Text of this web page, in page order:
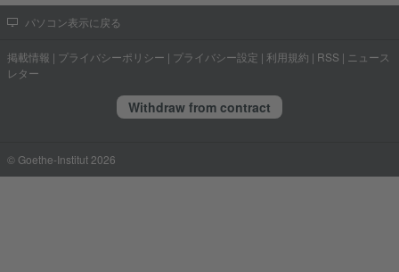
パソコン表示に戻る
掲載情報 | プライバシーポリシー | プライバシー設定 | 利用規約 | RSS | ニュース
レター
Withdraw from contract
© Goethe-Institut 2026